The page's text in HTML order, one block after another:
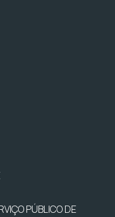
PÚBLICO DE